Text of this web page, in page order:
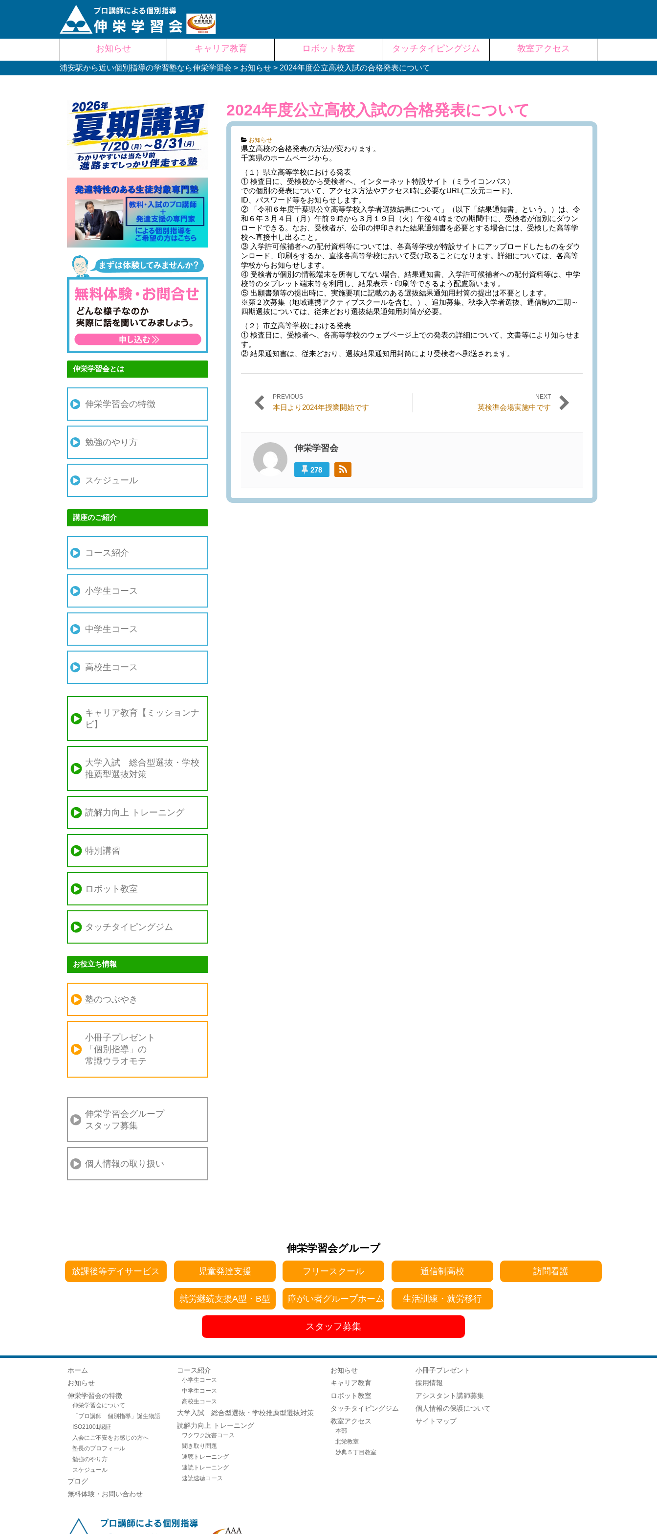
content
お知らせ キャリア教育 ロボット教室 タッチタイピングジム 教室アクセス
浦安駅から近い個別指導の学習塾なら伸栄学習会 > お知らせ > 2024年度公立高校入試の合格発表について
2024年度公立高校入試の合格発表について
Categories:
お知らせ
県立高校の合格発表の方法が変わります。
千葉県のホームページから。
（１）県立高等学校における発表
① 検査日に、受検校から受検者へ、インターネット特設サイト（ミライコンパス）
での個別の発表について、アクセス方法やアクセス時に必要なURL(二次元コード)、
ID、パスワード等をお知らせします。
② 「令和６年度千葉県公立高等学校入学者選抜結果について」（以下「結果通知書」という。）は、令
和６年３月４日（月）午前９時から３月１９日（火）午後４時までの期間中に、受検者が個別にダウン
ロードできる。なお、受検者が、公印の押印された結果通知書を必要とする場合には、受検した高等学
校へ直接申し出ること。
③ 入学許可候補者への配付資料等については、各高等学校が特設サイトにアップロードしたものをダウ
ンロード、印刷をするか、直接各高等学校において受け取ることになります。詳細については、各高等
学校からお知らせします。
④ 受検者が個別の情報端末を所有してない場合、結果通知書、入学許可候補者への配付資料等は、中学
校等のタブレット端末等を利用し、結果表示・印刷等できるよう配慮願います。
⑤ 出願書類等の提出時に、実施要項に記載のある選抜結果通知用封筒の提出は不要とします。
※第２次募集（地域連携アクティブスクールを含む。）、追加募集、秋季入学者選抜、通信制の二期～
四期選抜については、従来どおり選抜結果通知用封筒が必要。
（２）市立高等学校における発表
① 検査日に、受検者へ、各高等学校のウェブページ上での発表の詳細について、文書等により知らせま
す。
② 結果通知書は、従来どおり、選抜結果通知用封筒により受検者へ郵送されます。
投稿ナビゲーション
PREVIOUS
Previous
本日より2024年授業開始です
NEXT
英検準会場実施中です
伸栄学習会
278
伸栄学習会とは
伸栄学習会の特徴
勉強のやり方
スケジュール
講座のご紹介
コース紹介
小学生コース
中学生コース
高校生コース
キャリア教育【ミッションナ
ビ】
大学入試 総合型選抜・学校
推薦型選抜対策
読解力向上 トレーニング
特別講習
ロボット教室
タッチタイピングジム
お役立ち情報
塾のつぶやき
小冊子プレゼント
「個別指導」の
常識ウラオモテ
伸栄学習会グループ
スタッフ募集
個人情報の取り扱い
伸栄学習会グループ
放課後等デイサービス 児童発達支援 フリースクール 通信制高校 訪問看護
就労継続支援A型・B型 障がい者グループホーム 生活訓練・就労移行
スタッフ募集
ホーム
お知らせ
伸栄学習会の特徴
伸栄学習会について
「プロ講師 個別指導」誕生物語
ISO21001認証
入会にご不安をお感じの方へ
塾長のプロフィール
勉強のやり方
スケジュール
ブログ
無料体験・お問い合わせ
コース紹介
小学生コース
中学生コース
高校生コース
大学入試 総合型選抜・学校推薦型選抜対策
読解力向上 トレーニング
ワクワク読書コース
聞き取り問題
速聴トレーニング
速読トレーニング
速読速聴コース
お知らせ
キャリア教育
ロボット教室
タッチタイピングジム
教室アクセス
本部
北栄教室
妙典５丁目教室
小冊子プレゼント
採用情報
アシスタント講師募集
個人情報の保護について
サイトマップ